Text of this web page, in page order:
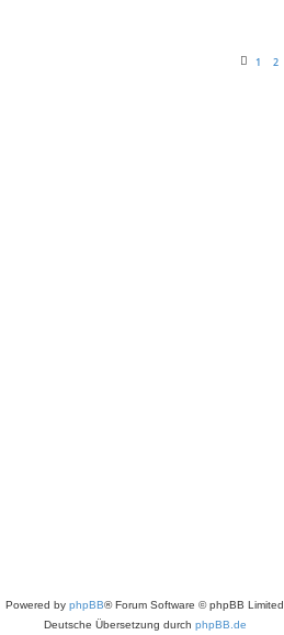
1 2
Powered by phpBB® Forum Software © phpBB Limited
Deutsche Übersetzung durch phpBB.de